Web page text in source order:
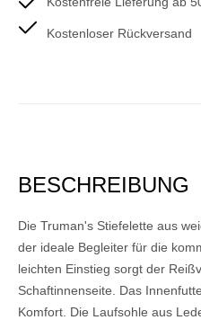
Kostenloser Rückversand
BESCHREIBUNG
Die Truman's Stiefelette aus
der ideale Begleiter für die
leichten Einstieg sorgt der
Schaftinnenseite. Das
Komfort. Die Laufsohle aus